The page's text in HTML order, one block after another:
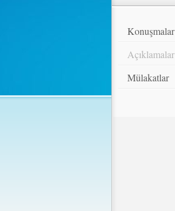
Konuşmalar
Açıklamalar
Mülakatlar